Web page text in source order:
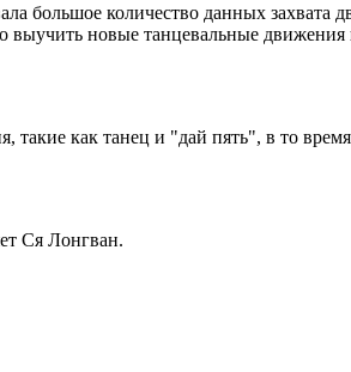
большое количество данных захвата
выучить новые танцевальные
такие как танец и "дай пять", в то
Ся Лонгван.